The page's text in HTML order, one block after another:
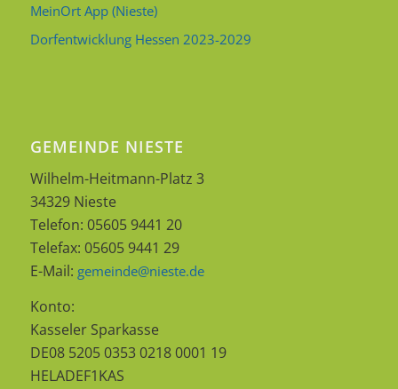
MeinOrt App (Nieste)
Dorfentwicklung Hessen 2023-2029
GEMEINDE NIESTE
Wilhelm-Heitmann-Platz 3
34329 Nieste
Telefon: 05605 9441 20
Telefax: 05605 9441 29
E-Mail: gemeinde@nieste.de
Konto:
Kasseler Sparkasse
DE08 5205 0353 0218 0001 19
HELADEF1KAS